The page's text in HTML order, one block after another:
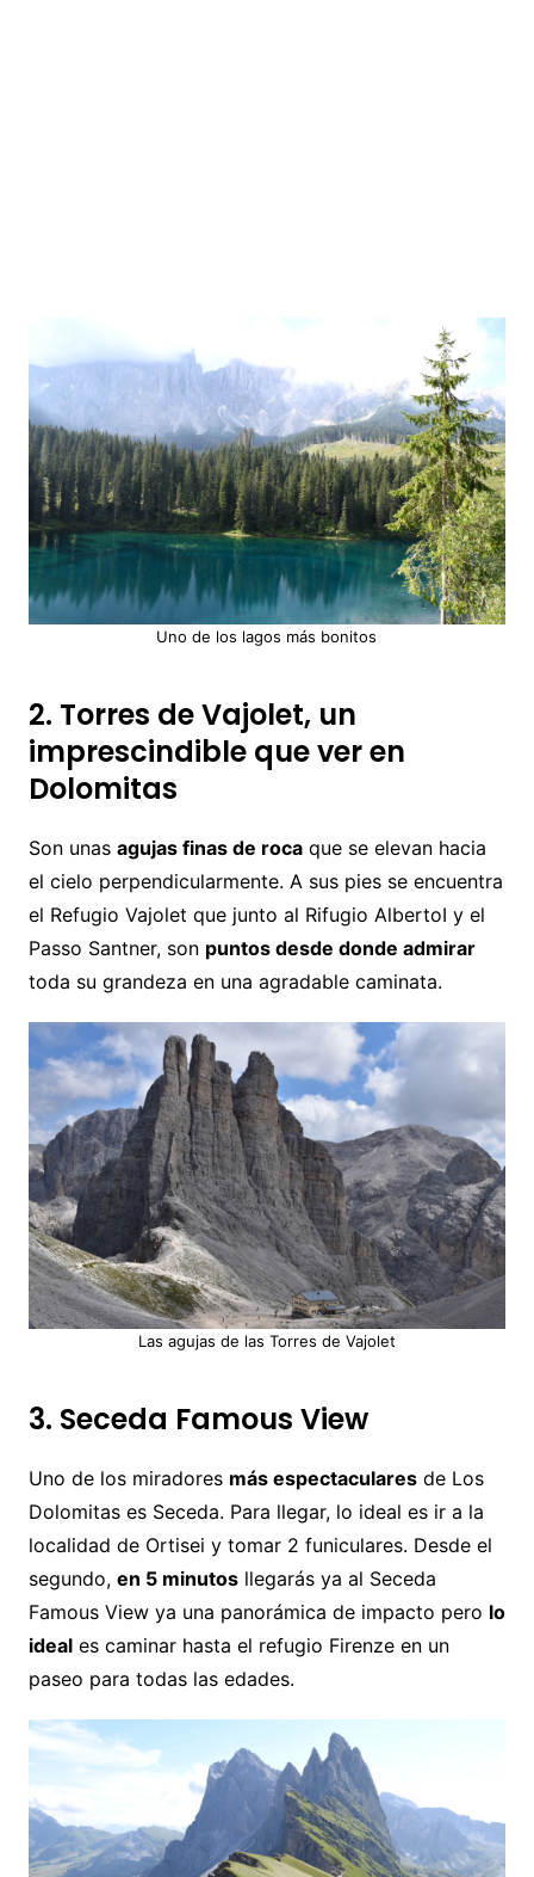
Uno de los lagos más bonitos
2. Torres de Vajolet, un
imprescindible que ver en
Dolomitas
Son unas agujas finas de rocaque se elevan hacia
el cielo perpendicularmente. A sus pies se encuentra
el Refugio Vajolet que junto al Rifugio AlbertoI y el
Passo Santner, son puntos desde donde admirar
toda su grandeza en una agradable caminata.
Las agujas de las Torres de Vajolet
3. Seceda Famous View
Uno de los miradores más espectacularesde Los
Dolomitas es Seceda. Para llegar, lo ideal es ir a la
localidad de Ortisei y tomar 2 funiculares. Desde el
segundo, en 5 minutosllegarás ya al Seceda
Famous View ya una panorámica de impacto pero lo
ideales caminar hasta el refugio Firenze en un
paseo para todas las edades.